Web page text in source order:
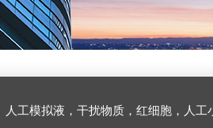
人工模拟液，干扰物质，红细胞，人